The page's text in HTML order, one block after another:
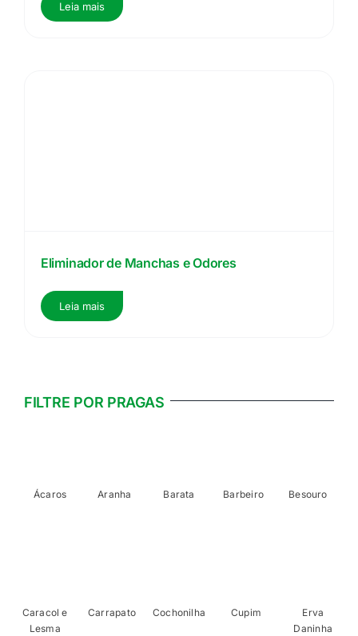
Leia mais
Eliminador de Manchas e Odores
Leia mais
FILTRE POR PRAGAS
Ácaros Aranha Barata Barbeiro Besouro
Caracol e
Lesma
Carrapato Cochonilha Cupim
Erva
Daninha